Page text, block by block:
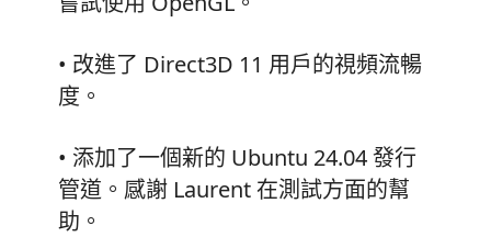
• 改進了 Direct3D 11 用戶的視頻流暢
度。
• 添加了一個新的 Ubuntu 24.04 發行
管道。感謝 Laurent 在測試方面的幫
助。